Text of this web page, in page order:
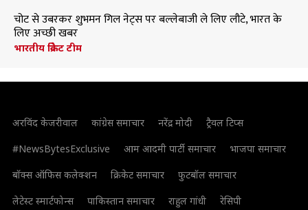
चोट से उबरकर शुभमन गिल नेट्स पर बल्लेबाजी ले लिए लौटे, भारत के
लिए अच्छी खबर
भारतीय क्रिकेट टीम
अरविंद केजरीवाल कांग्रेस समाचार नरेंद्र मोदी
ट्रैवल टिप्स
#NewsBytesExclusive
आम आदमी पार्टी समाचार
भाजपा समाचार
बॉक्स ऑफिस कलेक्शन
क्रिकेट समाचार
फुटबॉल समाचार
लेटेस्ट स्मार्टफोन्स
पाकिस्तान समाचार राहुल गांधी रेसिपी